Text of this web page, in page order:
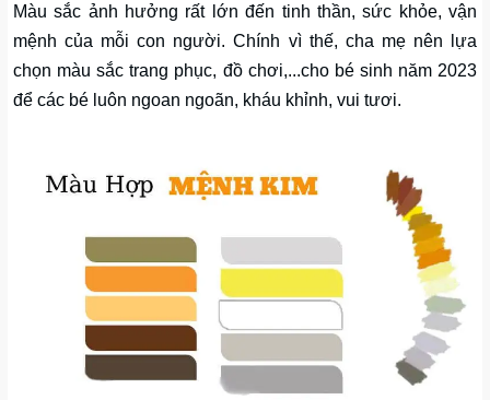
Màu sắc ảnh hưởng rất lớn đến tinh thần, sức khỏe, vận
mệnh của mỗi con người. Chính vì thế, cha mẹ nên lựa
chọn màu sắc trang phục, đồ chơi,...cho bé sinh năm 2023
để các bé luôn ngoan ngoãn, kháu khỉnh, vui tươi.